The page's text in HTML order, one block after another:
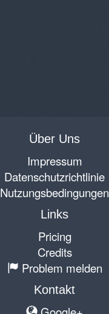
Über Uns
Impressum
Datenschutzrichtlinie
Nutzungsbedingungen
Links
Pricing
Credits
Problem melden
Kontakt